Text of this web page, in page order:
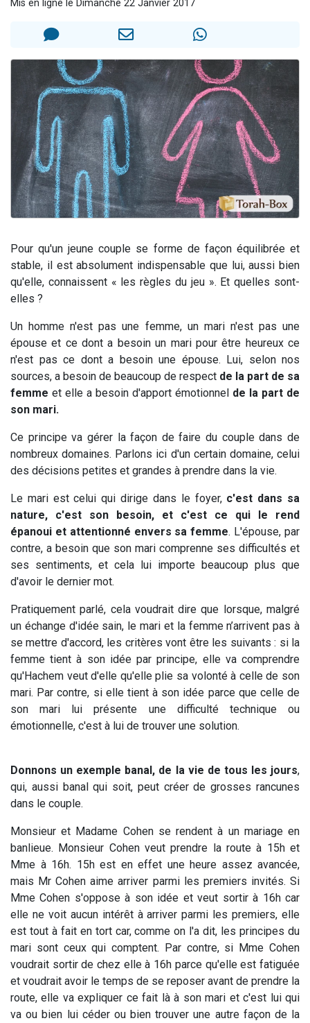
30 personnes viennent de faire un don pour Sauvez la jambe de Yohan
12 nouvelles musiques dans Torah-Box Music
Mis en ligne le Dimanche 22 Janvier 2017
Pour qu'un jeune couple se forme de façon équilibrée et
stable, il est absolument indispensable que lui, aussi bien
qu'elle, connaissent « les règles du jeu ». Et quelles sont-
elles ?
Un homme n'est pas une femme, un mari n'est pas une
épouse et ce dont a besoin un mari pour être heureux ce
n'est pas ce dont a besoin une épouse. Lui, selon nos
sources, a besoin de beaucoup de respect de la part de sa
femme et elle a besoin d'apport émotionnel de la part de
son mari.
Ce principe va gérer la façon de faire du couple dans de
nombreux domaines. Parlons ici d'un certain domaine, celui
des décisions petites et grandes à prendre dans la vie.
Le mari est celui qui dirige dans le foyer, c'est dans sa
nature, c'est son besoin, et c'est ce qui le rend
épanoui et attentionné envers sa femme. L'épouse, par
contre, a besoin que son mari comprenne ses difficultés et
ses sentiments, et cela lui importe beaucoup plus que
d'avoir le dernier mot.
Pratiquement parlé, cela voudrait dire que lorsque, malgré
un échange d'idée sain, le mari et la femme n’arrivent pas à
se mettre d'accord, les critères vont être les suivants : si la
femme tient à son idée par principe, elle va comprendre
qu'Hachem veut d'elle qu'elle plie sa volonté à celle de son
mari. Par contre, si elle tient à son idée parce que celle de
son mari lui présente une difficulté technique ou
émotionnelle, c'est à lui de trouver une solution.
Donnons un exemple banal, de la vie de tous les jours,
qui, aussi banal qui soit, peut créer de grosses rancunes
dans le couple.
Monsieur et Madame Cohen se rendent à un mariage en
banlieue. Monsieur Cohen veut prendre la route à 15h et
Mme à 16h. 15h est en effet une heure assez avancée,
mais Mr Cohen aime arriver parmi les premiers invités. Si
Mme Cohen s'oppose à son idée et veut sortir à 16h car
elle ne voit aucun intérêt à arriver parmi les premiers, elle
est tout à fait en tort car, comme on l'a dit, les principes du
mari sont ceux qui comptent. Par contre, si Mme Cohen
voudrait sortir de chez elle à 16h parce qu'elle est fatiguée
et voudrait avoir le temps de se reposer avant de prendre la
route, elle va expliquer ce fait là à son mari et c'est lui qui
va ou bien lui céder ou bien trouver une autre façon de la